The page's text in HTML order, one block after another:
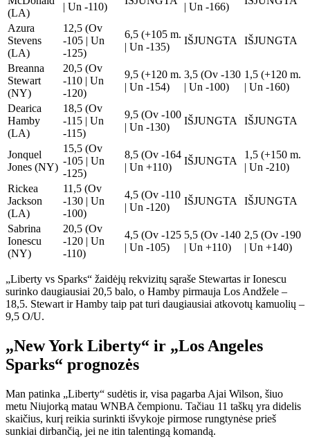
(LA)
| Un -110)
| Un -166)
Azura
Stevens
(LA)
12,5 (Ov
-105 | Un
-125)
6,5 (+105 m.
| Un -135)
IŠJUNGTA IŠJUNGTA
Breanna
Stewart
(NY)
20,5 (Ov
-110 | Un
-120)
9,5 (+120 m.
| Un -154)
3,5 (Ov -130
| Un -100)
1,5 (+120 m.
| Un -160)
Dearica
Hamby
(LA)
18,5 (Ov
-115 | Un
-115)
9,5 (Ov -100
| Un -130)
IŠJUNGTA IŠJUNGTA
Jonquel
Jones (NY)
15,5 (Ov
-105 | Un
-125)
8,5 (Ov -164
| Un +110)
IŠJUNGTA
1,5 (+150 m.
| Un -210)
Rickea
Jackson
(LA)
11,5 (Ov
-130 | Un
-100)
4,5 (Ov -110
| Un -120)
IŠJUNGTA IŠJUNGTA
Sabrina
Ionescu
(NY)
20,5 (Ov
-120 | Un
-110)
4,5 (Ov -125
| Un -105)
5,5 (Ov -140
| Un +110)
2,5 (Ov -190
| Un +140)
„Liberty vs Sparks“ žaidėjų rekvizitų sąraše Stewartas ir Ionescu
surinko daugiausiai 20,5 balo, o Hamby pirmauja Los Andžele –
18,5. Stewart ir Hamby taip pat turi daugiausiai atkovotų kamuolių –
9,5 O/U.
„New York Liberty“ ir „Los Angeles
Sparks“ prognozės
Man patinka „Liberty“ sudėtis ir, visa pagarba Ajai Wilson, šiuo
metu Niujorką matau WNBA čempionu. Tačiau 11 taškų yra didelis
skaičius, kurį reikia surinkti išvykoje pirmose rungtynėse prieš
sunkiai dirbančią, jei ne itin talentingą komandą.